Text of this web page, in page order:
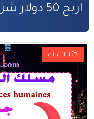
اربح 50 دولار شرح كامل و مفصل بالصور
الثانية باك